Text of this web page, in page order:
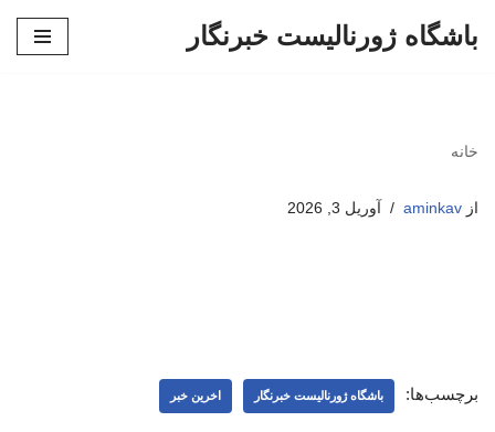
باشگاه ژورنالیست خبرنگار
خانه
از aminkav آوریل 3, 2026
برچسب‌ها: باشگاه ژورنالیست خبرنگار اخرین خبر